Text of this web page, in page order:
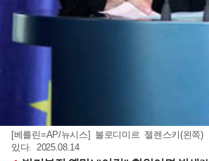
[베를린=AP/뉴시스] 볼로디미르 젤렌스키(왼
있다. 2025.08.14